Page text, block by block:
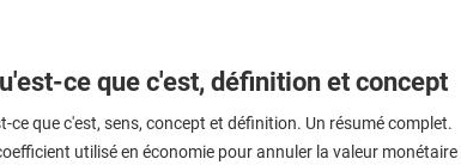
ce que c'est, définition et concept
ce que c'est, sens, concept et définition. Un résumé complet.
utilisé en économie pour annuler la valeur monétaire